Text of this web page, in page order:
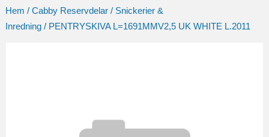
Hem / Cabby Reservdelar/ Snickerier &
Inredning/ PENTRYSKIVA L=1691MMV2,5 UK WHITE L.2011